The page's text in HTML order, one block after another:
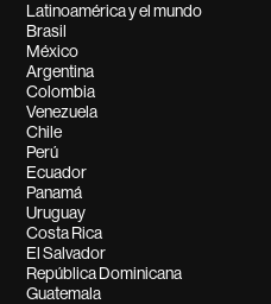
Latinoamérica y el mundo
Brasil
México
Argentina
Colombia
Venezuela
Chile
Perú
Ecuador
Panamá
Uruguay
Costa Rica
El Salvador
República Dominicana
Guatemala